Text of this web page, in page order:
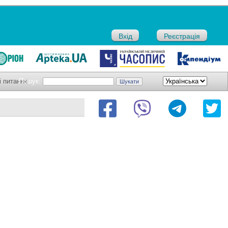
Вхід Реєстрація
Пошук:
питання